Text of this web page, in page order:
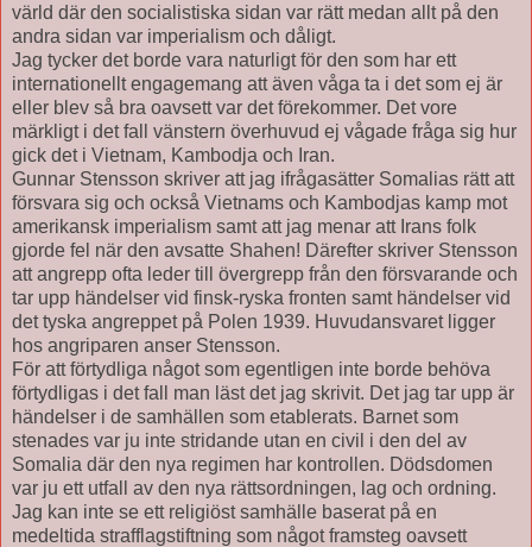
värld där den socialistiska sidan var rätt medan allt på den
andra sidan var imperialism och dåligt.
Jag tycker det borde vara naturligt för den som har ett
internationellt engagemang att även våga ta i det som ej är
eller blev så bra oavsett var det förekommer. Det vore
märkligt i det fall vänstern överhuvud ej vågade fråga sig hur
gick det i Vietnam, Kambodja och Iran.
Gunnar Stensson skriver att jag ifrågasätter Somalias rätt att
försvara sig och också Vietnams och Kambodjas kamp mot
amerikansk imperialism samt att jag menar att Irans folk
gjorde fel när den avsatte Shahen! Därefter skriver Stensson
att angrepp ofta leder till övergrepp från den försvarande och
tar upp händelser vid finsk-ryska fronten samt händelser vid
det tyska angreppet på Polen 1939. Huvudansvaret ligger
hos angriparen anser Stensson.
För att förtydliga något som egentligen inte borde behöva
förtydligas i det fall man läst det jag skrivit. Det jag tar upp är
händelser i de samhällen som etablerats. Barnet som
stenades var ju inte stridande utan en civil i den del av
Somalia där den nya regimen har kontrollen. Dödsdomen
var ju ett utfall av den nya rättsordningen, lag och ordning.
Jag kan inte se ett religiöst samhälle baserat på en
medeltida strafflagstiftning som något framsteg oavsett